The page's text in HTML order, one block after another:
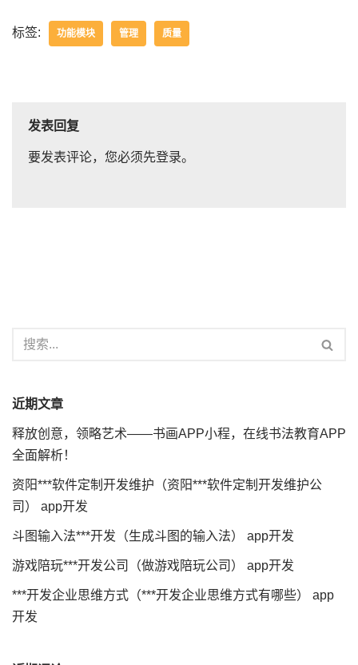
标签: 功能模块 管理 质量
发表回复
要发表评论，您必须先登录。
近期文章
释放创意，领略艺术——书画APP小程，在线书法教育APP
全面解析！
资阳***软件定制开发维护（资阳***软件定制开发维护公
司） app开发
斗图输入法***开发（生成斗图的输入法） app开发
游戏陪玩***开发公司（做游戏陪玩公司） app开发
***开发企业思维方式（***开发企业思维方式有哪些） app
开发